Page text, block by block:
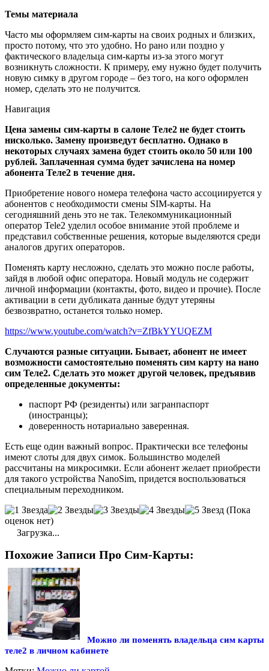
Темы материала
Часто мы оформляем сим-карты на своих родных и близких,
просто потому, что это удобно. Но рано или поздно у
фактического владельца сим-карты из-за этого могут
возникнуть сложности. К примеру, ему нужно будет получить
новую симку в другом городе – без того, на кого оформлен
номер, сделать это не получится.
Навигация
Цена замены сим-карты в салоне Теле2 не будет стоить
нисколько. Замену произведут бесплатно. Однако в
некоторых случаях замена будет стоить около 50 или 100
рублей. Заплаченная сумма будет зачислена на номер
абонента Теле2 в течение дня.
Приобретение нового номера телефона часто ассоциируется у
абонентов с необходимости смены SIM-карты. На
сегодняшний день это не так. Телекоммуникационный
оператор Tele2 уделил особое внимание этой проблеме и
представил собственные решения, которые выделяются среди
аналогов других операторов.
Поменять карту несложно, сделать это можно после работы,
зайдя в любой офис оператора. Новый модуль не содержит
личной информации (контакты, фото, видео и прочие). После
активации в сети дубликата данные будут утеряны
безвозвратно, останется только номер.
https://www.youtube.com/watch?v=ZfBkYYUQEZM
Случаются разные ситуации. Бывает, абонент не имеет
возможности самостоятельно поменять сим карту на нано
сим Теле2. Сделать это может другой человек, предъявив
определенные документы:
паспорт РФ (резиденты) или загранпаспорт
(иностранцы);
доверенность нотариально заверенная.
Есть еще один важный вопрос. Практически все телефоны
имеют слоты для двух симок. Большинство моделей
рассчитаны на микросимки. Если абонент желает приобрести
для такого устройства NanoSim, придется воспользоваться
специальным переходником.
(Пока
оценок нет)
Загрузка...
Похожие Записи Про Сим-Карты:
Можно ли поменять владельца сим карты
теле2 в личном кабинете